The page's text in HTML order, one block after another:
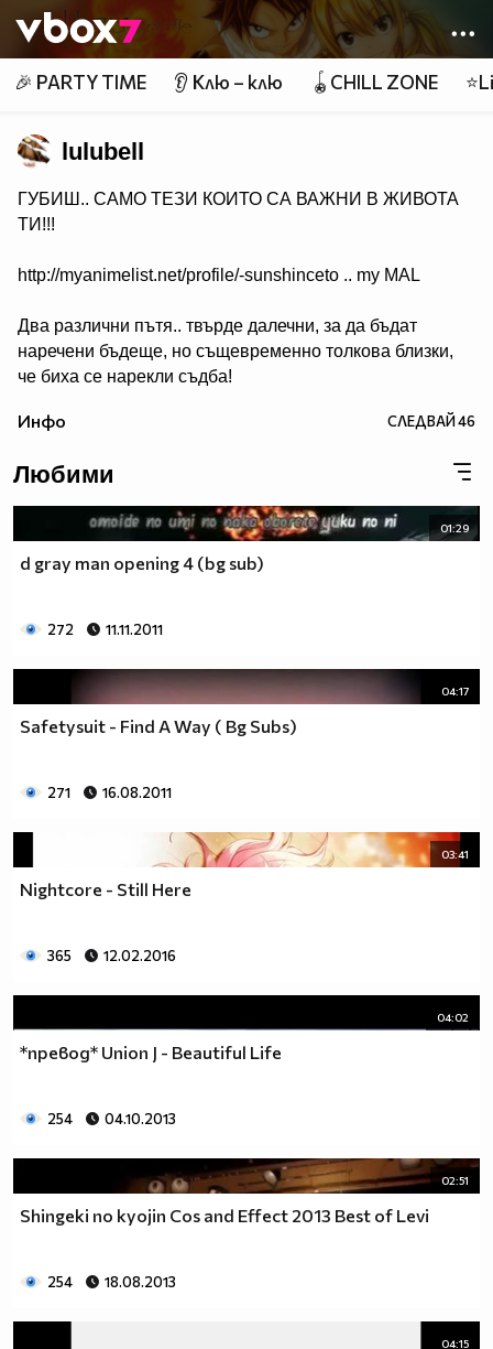
👾
🎉 PARTY TIME 👂 Клю – клю 🪀CHILL ZONE
lulubell
ГУБИШ.. САМО ТЕЗИ КОИТО СА ВАЖНИ В ЖИВОТА
ТИ!!!
http://myanimelist.net/profile/-sunshinceto .. my MAL
Два различни пътя.. твърде далечни, за да бъдат
наречени бъдеще, но същевременно толкова близки,
че биха се нарекли съдба!
Инфо СЛЕДВАЙ46
Любими
01:29
d gray man opening 4 (bg sub)
272 11.11.2011
04:17
Safetysuit - Find A Way ( Bg Subs)
271 16.08.2011
03:41
Nightcore - Still Here
365 12.02.2016
04:02
*превод* Union J - Beautiful Life
254 04.10.2013
02:51
Shingeki no kyojin Cos and Effect 2013 Best of Levi
254 18.08.2013
04:15